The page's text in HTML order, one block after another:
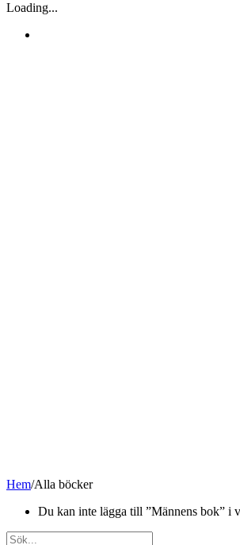
Loading...
Hem/Alla böcker
Du kan inte lägga till ”Männens bok” i